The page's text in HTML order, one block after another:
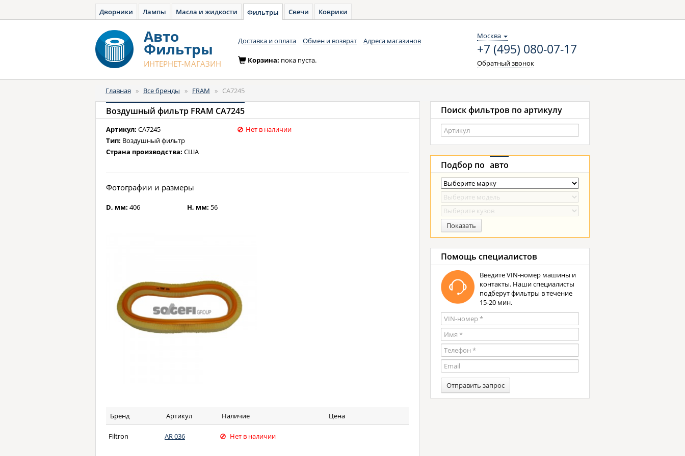
Дворники Лампы Масла и жидкости Фильтры Свечи Коврики
Авто
Фильтры
ИНТЕРНЕТ-МАГАЗИН
Доставка и оплата Обмен и возврат Адреса магазинов
Москва
+7 (495) 080-07-17
Обратный звонок
Корзина: пока пуста.
Главная » Все бренды » FRAM » CA7245
Воздушный фильтр FRAM CA7245
Артикул: CA7245
Тип: Воздушный фильтр
Страна производства: США
Нет в наличии
Фотографии и размеры
D, мм: 406 H, мм: 56
Бренд Артикул Наличие Цена
Filtron AR 036 Нет в наличии
Поиск фильтров по артикулу
Подбор по авто
Показать
Помощь специалистов
Введите VIN-номер машины и
контакты. Наши специалисты
подберут фильтры в течение
15-20 мин.
Отправить запрос